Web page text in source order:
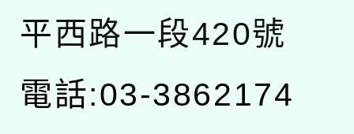
平西路一段420號
電話:03-3862174